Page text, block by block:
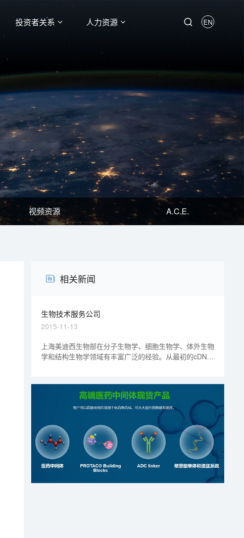
投资者关系 人力资源 EN
视频资源 A.C.E.
相关新闻
生物技术服务公司
2015-11-13
上海美迪西生物部在分子生物学、细胞生物学、体外生物
学和结构生物学领域有丰富广泛的经验。从最初的cDNA